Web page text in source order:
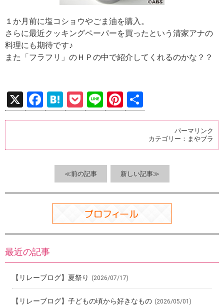
１か月前に塩コショウやごま油を購入。
さらに最近クッキングペーパーを買ったという清家アナの
料理にも期待です♪
また「フラフリ」のＨＰの中で紹介してくれるのかな？？
X
F
a
b
k
H
at
n
a
P
o
et
Li
n
Pi
nt
es
t
有
パーマリンク
カテゴリー： まやブラ
≪前の記事 新しい記事≫
最近の記事
【リレーブログ】夏祭り (2026/07/17)
【リレーブログ】子どもの頃から好きなもの (2026/05/01)